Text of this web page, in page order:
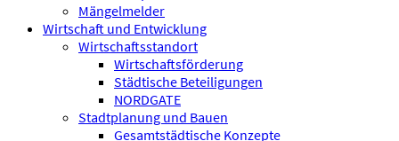
Mängelmelder
Wirtschaft und Entwicklung
Wirtschaftsstandort
Wirtschaftsförderung
Städtische Beteiligungen
NORDGATE
Stadtplanung und Bauen
Gesamtstädtische Konzepte